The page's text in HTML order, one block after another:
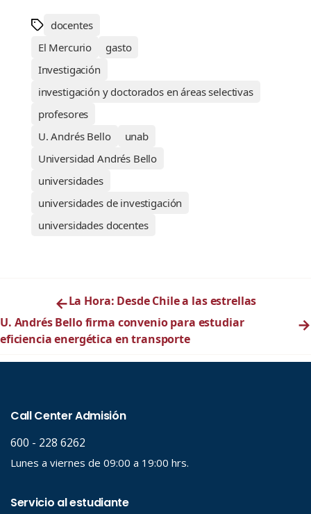
docentes
El Mercurio
gasto
Investigación
investigación y doctorados en áreas selectivas
profesores
U. Andrés Bello
unab
Universidad Andrés Bello
universidades
universidades de investigación
universidades docentes
←La Hora: Desde Chile a las estrellas
U. Andrés Bello firma convenio para estudiar
eficiencia energética en transporte
→